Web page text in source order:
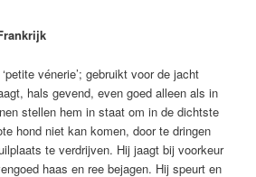
vénerie’; gebruikt voor de jacht
hals gevend, even goed alleen als in
stellen hem in staat om in de dichtste
hond niet kan komen, door te dringen
te verdrijven. Hij jaagt bij voorkeur
haas en ree bejagen. Hij speurt en